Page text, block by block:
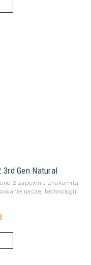
3rd Gen Natural
2 zapewnia znakomitą
naszej technologii